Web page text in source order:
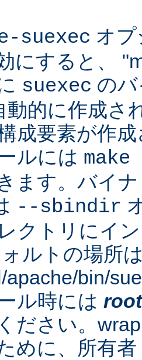
suexec オ
にすると、
suexec の
動的に作成さ
成要素が作
ルには
ます。バイ
--sbindir
クトリにイ
ルトの場所
apache/bin/
ル時には root
ださい。
めに、所有者